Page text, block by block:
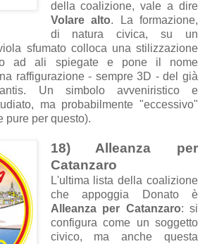
della coalizione, vale a dire
Volare alto. La formazione,
di natura civica, su un
sfumato colloca una stilizzazione
ad ali spiegate e pone il nome
raffigurazione - sempre 3D - del già
Un simbolo avveniristico e
ma probabilmente "eccessivo"
pure per questo).
18) Alleanza per
Catanzaro
L'ultima lista della coalizione
che appoggia Donato è
Alleanza per Catanzaro: si
configura come un soggetto
civico, ma anche questa